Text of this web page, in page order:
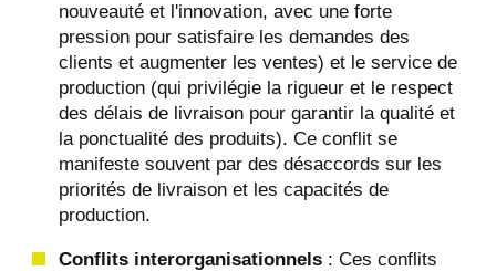
nouveauté et l'innovation, avec une forte
pression pour satisfaire les demandes des
clients et augmenter les ventes) et le service de
production (qui privilégie la rigueur et le respect
des délais de livraison pour garantir la qualité et
la ponctualité des produits). Ce conflit se
manifeste souvent par des désaccords sur les
priorités de livraison et les capacités de
production.
Conflits interorganisationnels : Ces conflits